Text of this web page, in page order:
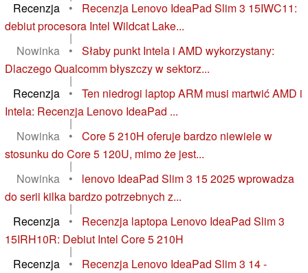
Recenzja
•
Recenzja Lenovo IdeaPad Slim 3 15IWC11:
debiut procesora Intel Wildcat Lake...
|
Nowinka
•
Słaby punkt Intela i AMD wykorzystany:
Dlaczego Qualcomm błyszczy w sektorz...
|
Recenzja
•
Ten niedrogi laptop ARM musi martwić AMD i
Intela: Recenzja Lenovo IdeaPad ...
|
Nowinka
•
Core 5 210H oferuje bardzo niewiele w
stosunku do Core 5 120U, mimo że jest...
|
Nowinka
•
lenovo IdeaPad Slim 3 15 2025 wprowadza
do serii kilka bardzo potrzebnych z...
|
Recenzja
•
Recenzja laptopa Lenovo IdeaPad Slim 3
15IRH10R: Debiut Intel Core 5 210H
|
Recenzja
•
Recenzja Lenovo IdeaPad Slim 3 14 -